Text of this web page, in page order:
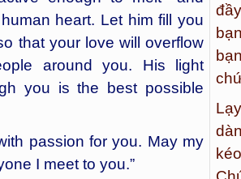
heart. Let him fill you
that your love will overflow
around you. His light
you is the best possible
passion for you. May my
I meet to you.”